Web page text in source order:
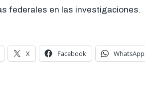
federales en las investigaciones.
X Facebook WhatsApp